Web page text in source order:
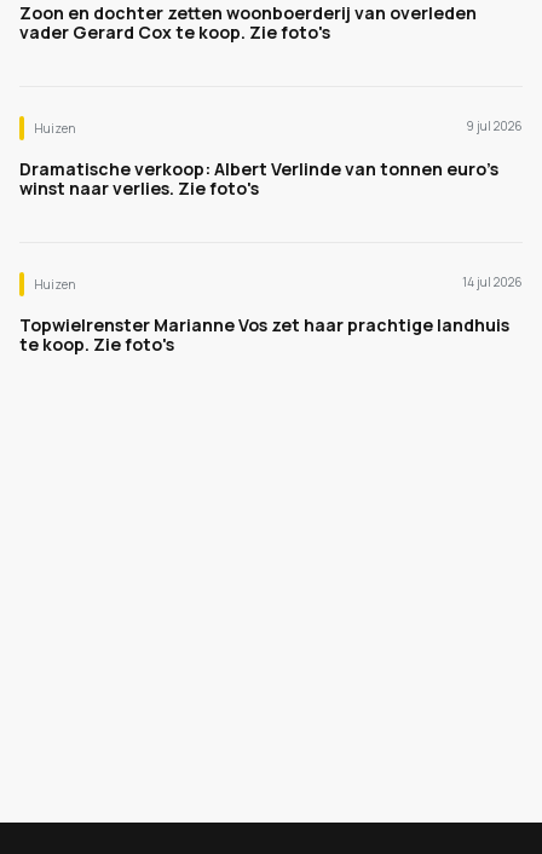
Zoon en dochter zetten woonboerderij van overleden
vader Gerard Cox te koop. Zie foto's
Huizen 9 jul 2026
Dramatische verkoop: Albert Verlinde van tonnen euro's
winst naar verlies. Zie foto's
Huizen 14 jul 2026
Topwielrenster Marianne Vos zet haar prachtige landhuis
te koop. Zie foto's